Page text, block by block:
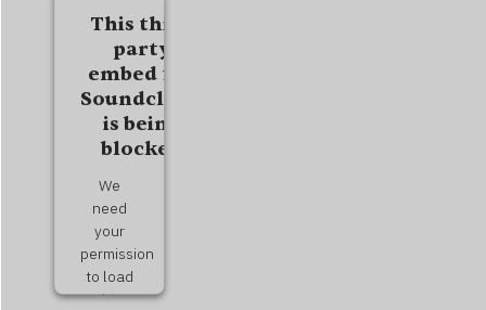
This third
party
embed for
Soundcloud
is being
blocked
We
need
your
permission
to load
this